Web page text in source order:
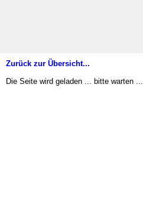
Zurück zur Übersicht...
Die Seite wird geladen ... bitte warten ...